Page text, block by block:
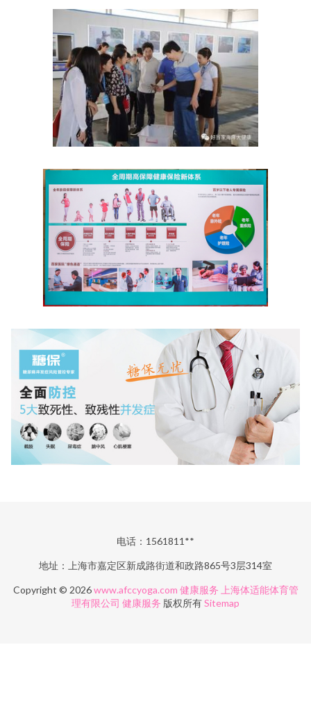
电话：1561811**
地址：上海市嘉定区新成路街道和政路865号3层314室
Copyright © 2026www.afccyoga.com 健康服务 上海体适能体育管
理有限公司 健康服务 版权所有Sitemap